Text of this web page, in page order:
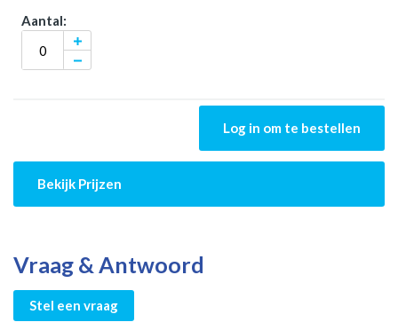
Log in om te bestellen
Bekijk Prijzen
Vraag & Antwoord
Stel een vraag